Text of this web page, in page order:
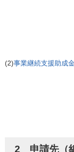
(2)事業継続支援助成
2 申請先（